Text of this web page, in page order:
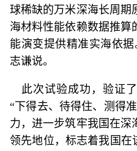
球稀缺的万米深海长周期
海材料性能依赖数据推算
能演变提供精准实海依
志谦说。
此次试验成功，验证
“下得去、待得住、测得
力，进一步筑牢我国在深
领先地位，标志着我国在